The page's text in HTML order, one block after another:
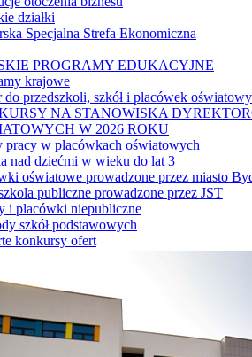
działki
Specjalna Strefa Ekonomiczna
PROGRAMY EDUKACYJNE
krajowe
do przedszkoli, szkół i placówek
NA STANOWISKA
W 2026 ROKU
pracy w placówkach oświatowych
nad dziećmi w wieku do lat 3
oświatowe prowadzone przez miasto
publiczne prowadzone przez JST
i placówki niepubliczne
szkół podstawowych
konkursy ofert